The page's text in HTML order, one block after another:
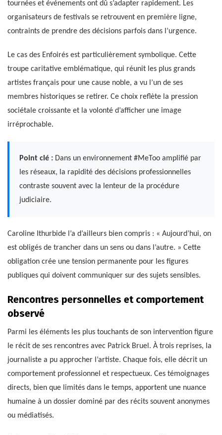
tournées et événements ont dû s’adapter rapidement. Les
organisateurs de festivals se retrouvent en première ligne,
contraints de prendre des décisions parfois dans l’urgence.
Le cas des Enfoirés est particulièrement symbolique. Cette
troupe caritative emblématique, qui réunit les plus grands
artistes français pour une cause noble, a vu l’un de ses
membres historiques se retirer. Ce choix reflète la pression
sociétale croissante et la volonté d’afficher une image
irréprochable.
Point clé : Dans un environnement #MeToo amplifié par
les réseaux, la rapidité des décisions professionnelles
contraste souvent avec la lenteur de la procédure
judiciaire.
Caroline Ithurbide l’a d’ailleurs bien compris : « Aujourd’hui, on
est obligés de trancher dans un sens ou dans l’autre. » Cette
obligation crée une tension permanente pour les figures
publiques qui doivent communiquer sur des sujets sensibles.
Rencontres personnelles et comportement
observé
Parmi les éléments les plus touchants de son intervention figure
le récit de ses rencontres avec Patrick Bruel. À trois reprises, la
journaliste a pu approcher l’artiste. Chaque fois, elle décrit un
comportement professionnel et respectueux. Ces témoignages
directs, bien que limités dans le temps, apportent une nuance
humaine à un dossier dominé par des récits souvent anonymes
ou médiatisés.